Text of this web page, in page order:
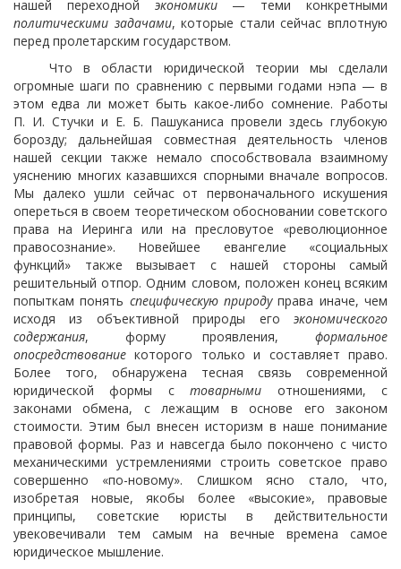
нашей переходной экономики— теми конкретными
политическими задачами, которые стали сейчас вплотную
перед пролетарским государством.
Что в области юридической теории мы сделали
огромные шаги по сравнению с первыми годами нэпа — в
этом едва ли может быть какое-либо сомнение. Работы
П. И. Стучки и Е. Б. Пашуканиса провели здесь глубокую
борозду; дальнейшая совместная деятельность членов
нашей секции также немало способствовала взаимному
уяснению многих казавшихся спорными вначале вопросов.
Мы далеко ушли сейчас от первоначального искушения
опереться в своем теоретическом обосновании советского
права на Иеринга или на пресловутое «революционное
правосознание». Новейшее евангелие «социальных
функций» также вызывает с нашей стороны самый
решительный отпор. Одним словом, положен конец всяким
попыткам понять специфическую природуправа иначе, чем
исходя из объективной природы его экономического
содержания, форму проявления, формальное
опосредствование которого только и составляет право.
Более того, обнаружена тесная связь современной
юридической формы стоварными
отношениями, с
законами обмена, с лежащим в основе его законом
стоимости. Этим был внесен историзм в наше понимание
правовой формы. Раз и навсегда было покончено с чисто
механическими устремлениями строить советское право
совершенно «по-новому». Слишком ясно стало, что,
изобретая новые, якобы более «высокие», правовые
принципы, советские юристы в действительности
увековечивали тем самым на вечные времена самое
юридическое мышление.